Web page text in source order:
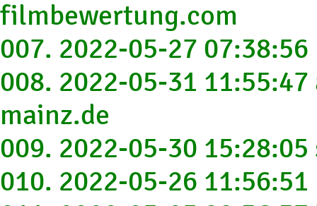
filmbewertung.com
007. 2022-05-27
008. 2022-05-31
mainz.de
009. 2022-05-30
010. 2022-05-26